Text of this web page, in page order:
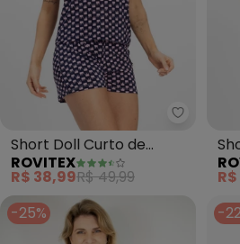
Rovitex
Short Doll Curto de
Liganete Bella Ana (Azul)
ROVITEX
R$ 38,99R$ 49,99
-25%
-